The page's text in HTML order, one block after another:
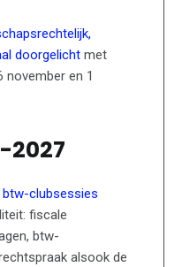
doorgelicht met
november en 1
2027
clubsessies
fiscale
btw-
alsook de